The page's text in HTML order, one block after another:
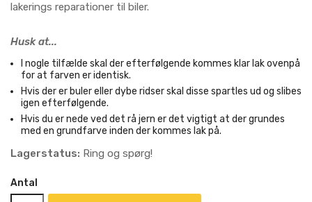
lakerings reparationer til biler.
Husk at...
I nogle tilfælde skal der efterfølgende kommes klar lak ovenpå
for at farven er identisk.
Hvis der er buler eller dybe ridser skal disse spartles ud og slibes
igen efterfølgende.
Hvis du er nede ved det rå jern er det vigtigt at der grundes
med en grundfarve inden der kommes lak på.
Lagerstatus: Ring og spørg!
Antal